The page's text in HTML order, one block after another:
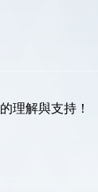
理解與支持！